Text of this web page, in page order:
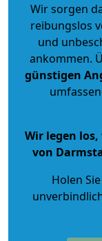
Wir sorgen
reibungslos
und
ankommen.
günstigen
Wir legen
von
Holen